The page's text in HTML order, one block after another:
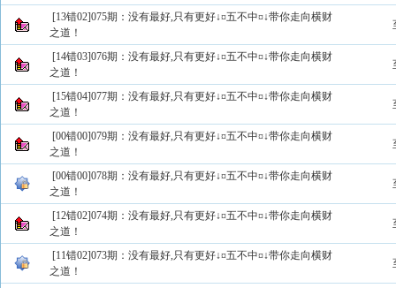
[13错02]075期：没有最好,只有更好↓¤五不中¤↓带你走向横财
之道！
[14错03]076期：没有最好,只有更好↓¤五不中¤↓带你走向横财
之道！
[15错04]077期：没有最好,只有更好↓¤五不中¤↓带你走向横财
之道！
[00错00]079期：没有最好,只有更好↓¤五不中¤↓带你走向横财
之道！
[00错00]078期：没有最好,只有更好↓¤五不中¤↓带你走向横财
之道！
[12错02]074期：没有最好,只有更好↓¤五不中¤↓带你走向横财
之道！
[11错02]073期：没有最好,只有更好↓¤五不中¤↓带你走向横财
之道！